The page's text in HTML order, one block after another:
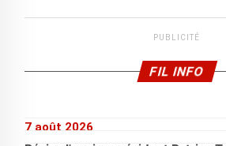
PUBLICITÉ
FIL INFO
7 août 2026